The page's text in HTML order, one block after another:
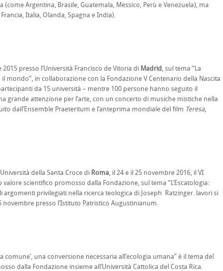
(come Argentina, Brasile, Guatemala, Messico, Perù e Venezuela), ma
Italia, Olanda, Spagna e India).
presso l’Università Francisco de Vitoria di Madrid , sul tema “La
mondo”, in collaborazione con la Fondazione V Centenario della Nascita
da 15 università – mentre 100 persone hanno seguito il
grande attenzione per l’arte, con un concerto di musiche mistiche nella
dall’Ensemble Praeteritum e l’anteprima mondiale del film Teresa
della Santa Croce di Roma , il 24 e il 25 novembre 2016, il VI
scientifico promosso dalla Fondazione, sul tema “L’Escatologia:
argomenti privilegiati nella ricerca teologica di Joseph Ratzinger. lavori si
presso l’Istituto Patristico Augustinianum.
comune’, una conversione necessaria all’ecologia umana” è il tema del
dalla Fondazione insieme all’Università Cattolica del Costa Rica.